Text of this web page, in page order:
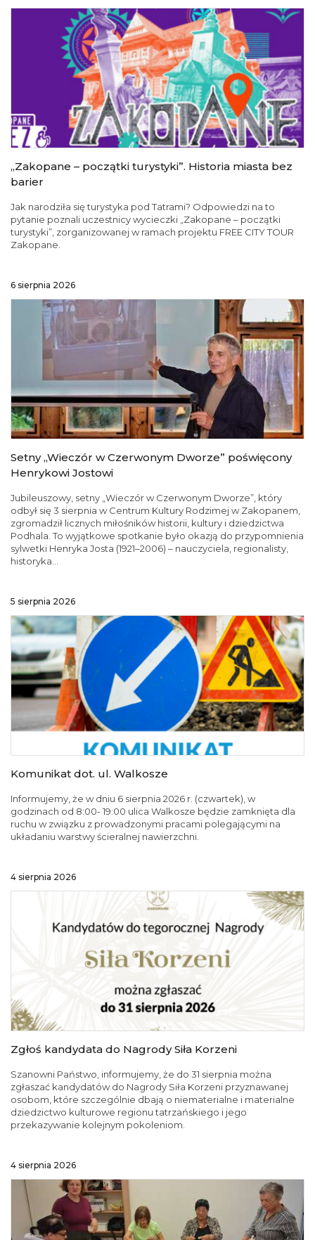
„Zakopane – początki turystyki”. Historia miasta bez
barier
Jak narodziła się turystyka pod Tatrami? Odpowiedzi na to
pytanie poznali uczestnicy wycieczki „Zakopane – początki
turystyki”, zorganizowanej w ramach projektu FREE CITY TOUR
Zakopane.
6 sierpnia 2026
Setny „Wieczór w Czerwonym Dworze” poświęcony
Henrykowi Jostowi
Jubileuszowy, setny „Wieczór w Czerwonym Dworze”, który
odbył się 3 sierpnia w Centrum Kultury Rodzimej w Zakopanem,
zgromadził licznych miłośników historii, kultury i dziedzictwa
Podhala. To wyjątkowe spotkanie było okazją do przypomnienia
sylwetki Henryka Josta (1921–2006) – nauczyciela, regionalisty,
historyka...
5 sierpnia 2026
Komunikat dot. ul. Walkosze
Informujemy, że w dniu 6 sierpnia 2026 r. (czwartek), w
godzinach od 8:00- 19:00 ulica Walkosze będzie zamknięta dla
ruchu w związku z prowadzonymi pracami polegającymi na
układaniu warstwy ścieralnej nawierzchni.
4 sierpnia 2026
Zgłoś kandydata do Nagrody Siła Korzeni
Szanowni Państwo, informujemy, że do 31 sierpnia można
zgłaszać kandydatów do Nagrody Siła Korzeni przyznawanej
osobom, które szczególnie dbają o niematerialne i materialne
dziedzictwo kulturowe regionu tatrzańskiego i jego
przekazywanie kolejnym pokoleniom.
4 sierpnia 2026